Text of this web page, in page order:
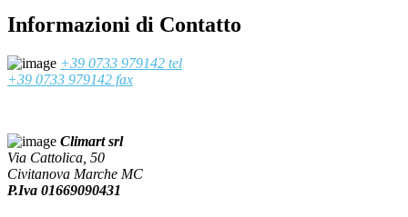
Informazioni di Contatto
+39 0733 979142 tel
+39 0733 979142 fax
Climart srl
Via Cattolica, 50
Civitanova Marche MC
P.Iva 01669090431